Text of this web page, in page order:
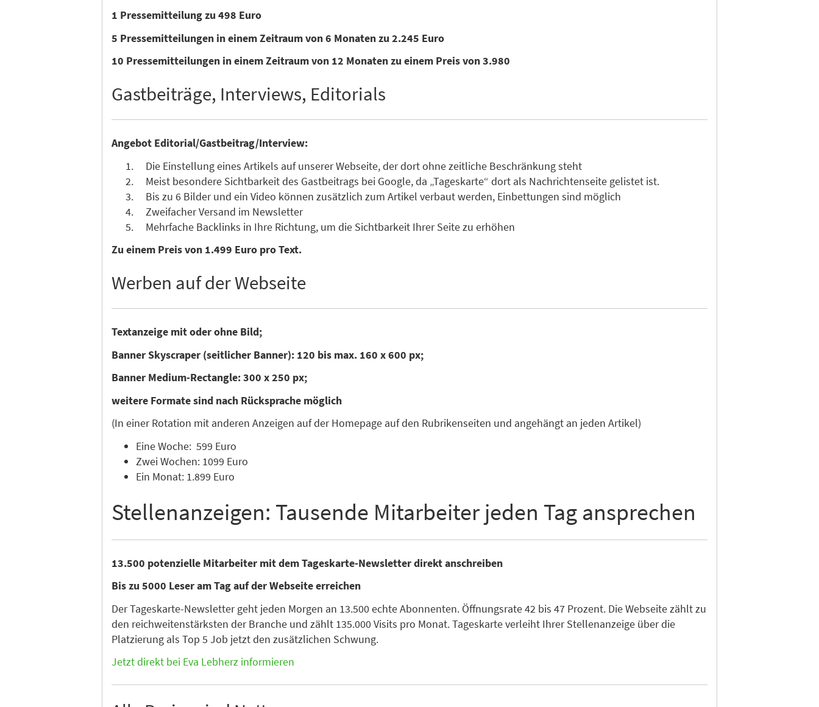
1 Pressemitteilung zu 498 Euro
5 Pressemitteilungen in einem Zeitraum von 6 Monaten zu 2.245 Euro
10 Pressemitteilungen in einem Zeitraum von 12 Monaten zu einem Preis von 3.980
Gastbeiträge, Interviews, Editorials
Angebot Editorial/Gastbeitrag/Interview:
Die Einstellung eines Artikels auf unserer Webseite, der dort ohne zeitliche Beschränkung steht
Meist besondere Sichtbarkeit des Gastbeitrags bei Google, da „Tageskarte“ dort als Nachrichtenseite gelistet ist.
Bis zu 6 Bilder und ein Video können zusätzlich zum Artikel verbaut werden, Einbettungen sind möglich
Zweifacher Versand im Newsletter
Mehrfache Backlinks in Ihre Richtung, um die Sichtbarkeit Ihrer Seite zu erhöhen
Zu einem Preis von 1.499 Euro pro Text.
Werben auf der Webseite
Textanzeige mit oder ohne Bild;
Banner Skyscraper (seitlicher Banner): 120 bis max. 160 x 600 px;
Banner Medium-Rectangle: 300 x 250 px;
weitere Formate sind nach Rücksprache möglich
(In einer Rotation mit anderen Anzeigen auf der Homepage auf den Rubrikenseiten und angehängt an jeden Artikel)
Eine Woche: 599 Euro
Zwei Wochen: 1099 Euro
Ein Monat: 1.899 Euro
Stellenanzeigen: Tausende Mitarbeiter jeden Tag ansprechen
13.500 potenzielle Mitarbeiter mit dem Tageskarte-Newsletter direkt anschreiben
Bis zu 5000 Leser am Tag auf der Webseite erreichen
Der Tageskarte-Newsletter geht jeden Morgen an 13.500 echte Abonnenten. Öffnungsrate 42 bis 47 Prozent. Die Webseite zählt zu
den reichweitenstärksten der Branche und zählt 135.000 Visits pro Monat. Tageskarte verleiht Ihrer Stellenanzeige über die
Platzierung als Top 5 Job jetzt den zusätzlichen Schwung.
Jetzt direkt bei Eva Lebherz informieren